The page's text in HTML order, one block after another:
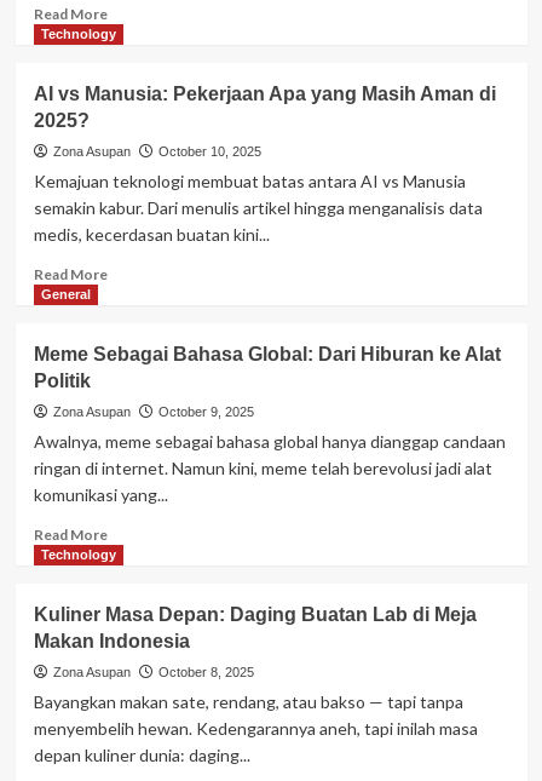
Read MoreRead
more
Pintar
Hewan
Peliharaan:
Worth
It?
Technology
AI vs Manusia: Pekerjaan Apa yang Masih Aman di
2025?
Zona Asupan October 10, 2025
Kemajuan teknologi membuat batas antara AI vs Manusia
semakin kabur. Dari menulis artikel hingga menganalisis data
medis, kecerdasan buatan kini...
Read MoreRead
vs
Pekerjaan
Masih
Aman
2025?
General
Meme Sebagai Bahasa Global: Dari Hiburan ke Alat
Politik
Zona Asupan October 9, 2025
Awalnya, meme sebagai bahasa global hanya dianggap candaan
ringan di internet. Namun kini, meme telah berevolusi jadi alat
komunikasi yang...
Read MoreRead
more
Sebagai
Bahasa
Global:
ke
Alat
Technology
Kuliner Masa Depan: Daging Buatan Lab di Meja
Makan Indonesia
Zona Asupan October 8, 2025
Bayangkan makan sate, rendang, atau bakso — tapi tanpa
menyembelih hewan. Kedengarannya aneh, tapi inilah masa
depan kuliner dunia: daging...